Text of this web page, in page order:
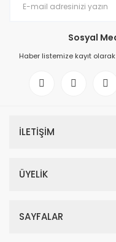
Sosyal
Haber listemize kayıt
İLETİŞİM
ÜYELİK
SAYFALAR